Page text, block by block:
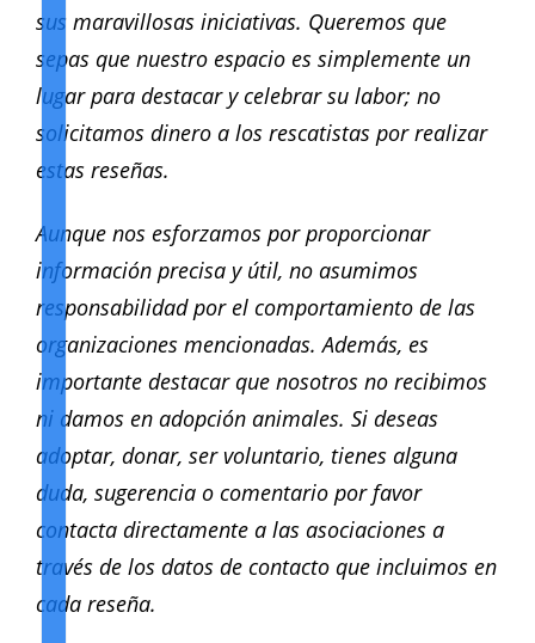
sus maravillosas iniciativas. Queremos que
sepas que nuestro espacio es simplemente un
lugar para destacar y celebrar su labor; no
solicitamos dinero a los rescatistas por realizar
estas reseñas.
Aunque nos esforzamos por proporcionar
información precisa y útil, no asumimos
responsabilidad por el comportamiento de las
organizaciones mencionadas. Además, es
importante destacar que nosotros no recibimos
ni damos en adopción animales. Si deseas
adoptar, donar, ser voluntario, tienes alguna
duda, sugerencia o comentario por favor
contacta directamente a las asociaciones a
través de los datos de contacto que incluimos en
cada reseña.